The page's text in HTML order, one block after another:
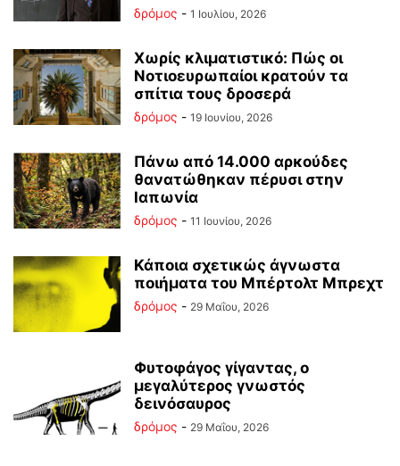
δρόμος - 1 Ιουλίου, 2026
Χωρίς κλιματιστικό: Πώς οι
Νοτιοευρωπαίοι κρατούν τα
σπίτια τους δροσερά
δρόμος - 19 Ιουνίου, 2026
Πάνω από 14.000 αρκούδες
θανατώθηκαν πέρυσι στην
Ιαπωνία
δρόμος - 11 Ιουνίου, 2026
Κάποια σχετικώς άγνωστα
ποιήματα του Μπέρτολτ Μπρεχτ
δρόμος - 29 Μαΐου, 2026
Φυτοφάγος γίγαντας, ο
μεγαλύτερος γνωστός
δεινόσαυρος
δρόμος - 29 Μαΐου, 2026